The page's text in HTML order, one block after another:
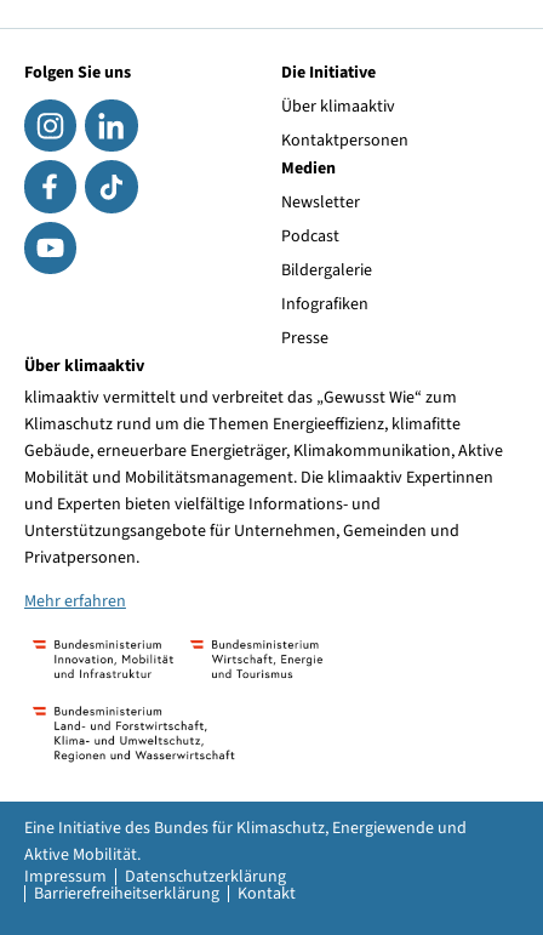
Folgen Sie uns
Die Initiative
Über klimaaktiv
Kontaktpersonen
Medien
Newsletter
Podcast
Bildergalerie
Infografiken
Presse
Über klimaaktiv
klimaaktiv vermittelt und verbreitet das „Gewusst Wie“ zum
Klimaschutz rund um die Themen Energieeffizienz, klimafitte
Gebäude, erneuerbare Energieträger, Klimakommunikation, Aktive
Mobilität und Mobilitätsmanagement. Die klimaaktiv Expertinnen
und Experten bieten vielfältige Informations- und
Unterstützungsangebote für Unternehmen, Gemeinden und
Privatpersonen.
Mehr erfahren
Impressum Datenschutzerklärung
Barrierefreiheitserklärung Kontakt
Eine Initiative des Bundes für Klimaschutz, Energiewende und
Aktive Mobilität.